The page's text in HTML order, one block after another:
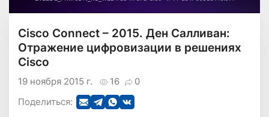
Cisco Connect – 2015. Ден Салливан:
Отражение цифровизации в решениях
Cisco
16 0
19 ноября 2015 г.
Поделиться: